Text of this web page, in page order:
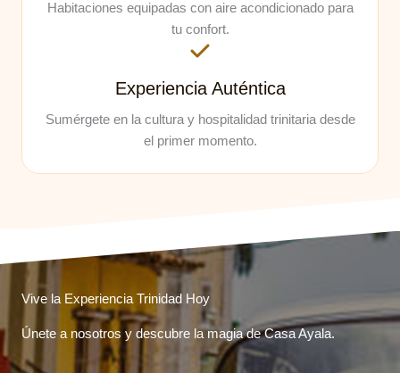
Habitaciones equipadas con aire acondicionado para
tu confort.
Experiencia Auténtica
Sumérgete en la cultura y hospitalidad trinitaria desde
el primer momento.
Vive la Experiencia Trinidad Hoy
Únete a nosotros y descubre la magia de Casa Ayala.